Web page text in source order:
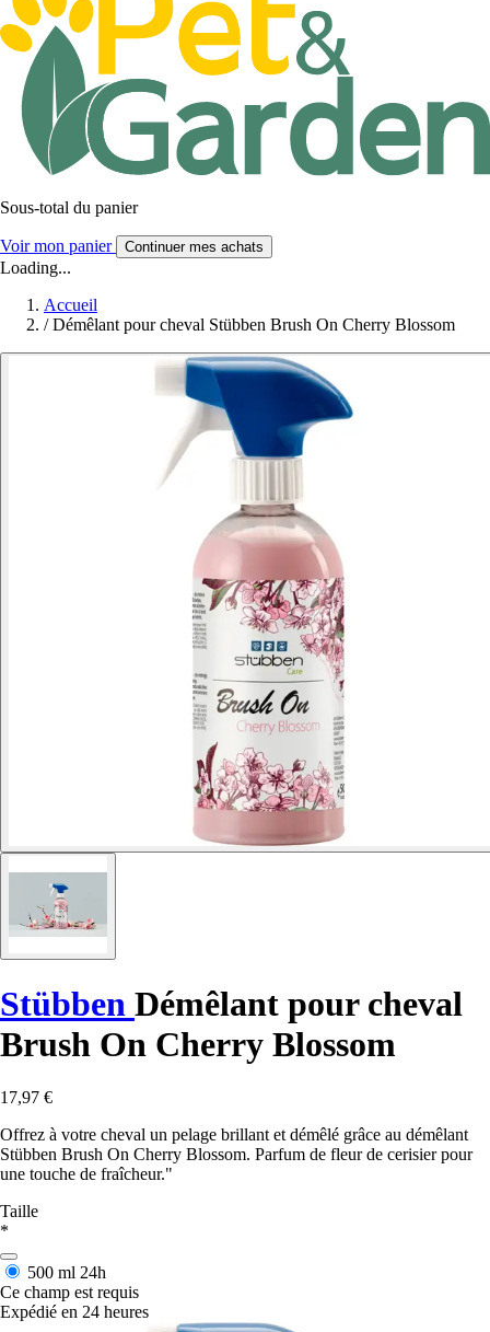
Sous-total du panier
Voir mon panier Continuer mes achats
Loading...
Accueil
/ Démêlant pour cheval Stübben Brush On Cherry Blossom
Stübben Démêlant pour cheval
Brush On Cherry Blossom
17,97 €
Offrez à votre cheval un pelage brillant et démêlé grâce au démêlant
Stübben Brush On Cherry Blossom. Parfum de fleur de cerisier pour
une touche de fraîcheur."
Taille
*
500 ml 24h
Ce champ est requis
Expédié en 24 heures